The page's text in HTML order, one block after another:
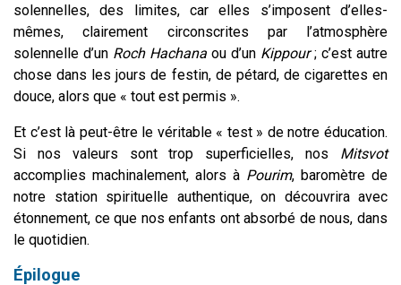
solennelles, des limites, car elles s’imposent d’elles-
mêmes, clairement circonscrites par l’atmosphère
solennelle d’un Roch Hachana ou d’un Kippour; c’est autre
chose dans les jours de festin, de pétard, de cigarettes en
douce, alors que « tout est permis ».
Et c’est là peut-être le véritable « test » de notre éducation.
Si nos valeurs sont trop superficielles, nos Mitsvot
accomplies machinalement, alors à Pourim, baromètre de
notre station spirituelle authentique, on découvrira avec
étonnement, ce que nos enfants ont absorbé de nous, dans
le quotidien.
Épilogue